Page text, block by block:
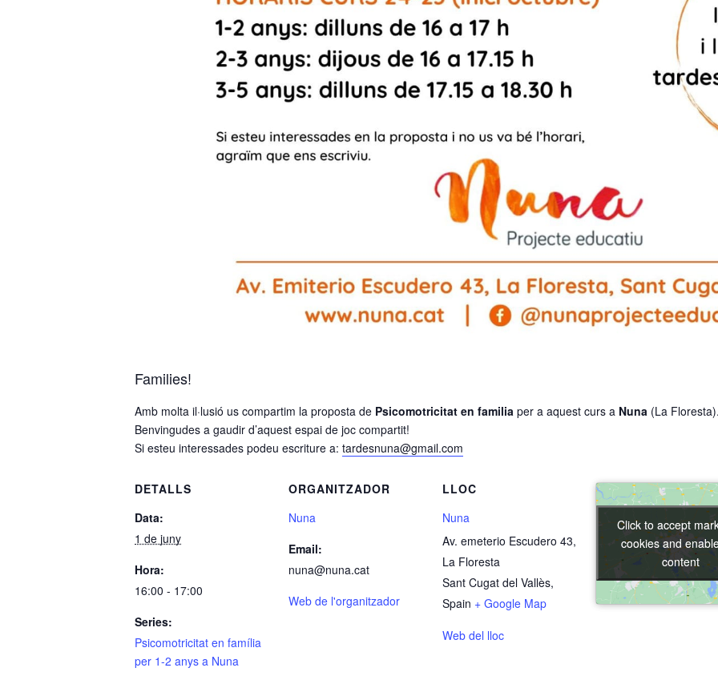
Families!
Amb molta il·lusió us compartim la proposta de Psicomotricitat en familia per a aquest curs a Nuna (La Floresta).
Benvingudes a gaudir d’aquest espai de joc compartit!
Si esteu interessades podeu escriture a: tardesnuna@gmail.com
DETALLS
Data:
1 de juny
Hora:
16:00 - 17:00
Series:
Psicomotricitat en família
per 1-2 anys a Nuna
ORGANITZADOR
Nuna
Email:
nuna@nuna.cat
Web de l'organitzador
LLOC
Nuna
Av. emeterio Escudero 43,
La Floresta
Sant Cugat del Vallès,
Spain + Google Map
Web del lloc
Click to accept
cookies and
content
Click to accept
cookies and
content